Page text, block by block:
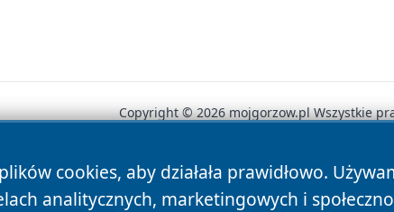
cookies, aby działała prawidłowo.
analitycznych, marketingowych i
Copyright © 2026 mojgorzow.pl Wszystkie
News Autorzy Polityka Prywatności